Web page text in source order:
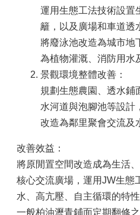
運用生態工法技術設置
籬，以及廣場和車道透
將廢泳池改造為城市地
為植物灌溉、消防用水
景觀環境整體改善：
規劃生態農園、透水鋪
水河道與泡腳池等設計
改造為鄰里聚會交流及
改善效益：
將原閒置空間改造成為生活
核心交流廣場，運用JW生態
水、高亢壓、自主循環的特
一般柏油瀝青鋪面定期翻修